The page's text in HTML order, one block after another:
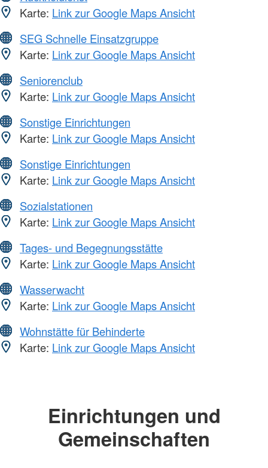
Karte: Link zur Google Maps Ansicht
SEG Schnelle Einsatzgruppe
Karte: Link zur Google Maps Ansicht
Seniorenclub
Karte: Link zur Google Maps Ansicht
Sonstige Einrichtungen
Karte: Link zur Google Maps Ansicht
Sonstige Einrichtungen
Karte: Link zur Google Maps Ansicht
Sozialstationen
Karte: Link zur Google Maps Ansicht
Tages- und Begegnungsstätte
Karte: Link zur Google Maps Ansicht
Wasserwacht
Karte: Link zur Google Maps Ansicht
Wohnstätte für Behinderte
Karte: Link zur Google Maps Ansicht
Einrichtungen und
Gemeinschaften